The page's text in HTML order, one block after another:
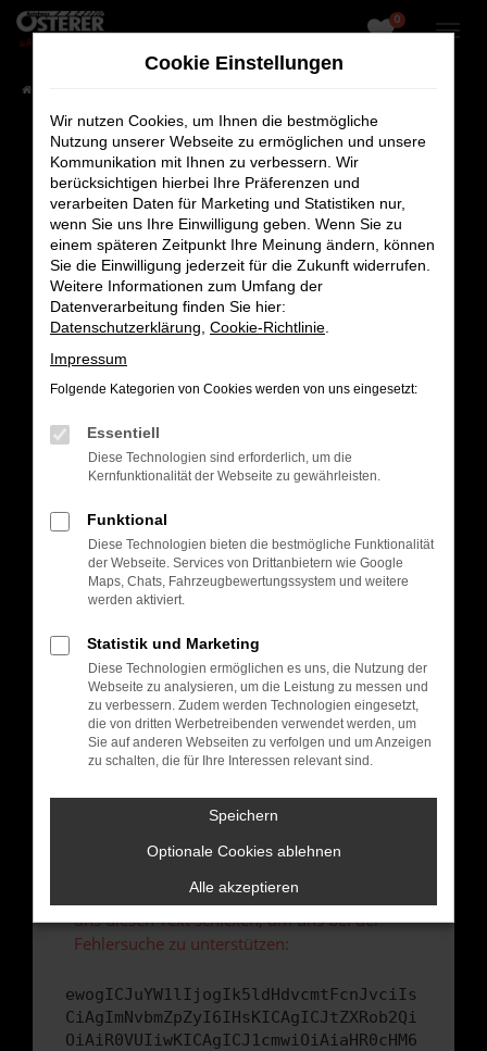
Zum
0
Fehler: Network Error
Beim Laden ist ein Fehler aufgetreten.
Hier sind ein paar Tipps, die dir helfen können:
Überprüfe deine Firewall und deine
Internetverbindung.
Laden andere Webseiten, zum Beispiel deine
Suchmaschine?
Manche Erweiterungen, wie Werbeblocker,
können das Laden bestimmter Seiten
verhindern. Funktioniert die Seite in einem
anderen Browser oder in einem privaten
Fenster?
Starte dein Gerät neu.
Das kann manchmal helfen, vorübergehende
Stelle sicher, dass dein Browser und dein
Betriebssystem auf dem neuesten Stand
sind.
Veraltete Software birgt nicht nur ein
Sicherheitsrisiko, sondern kann auch dazu
führen, dass bestimmte Funktionen nicht mehr
Wende dich an den Webseitenbetreiber.
Wenn du alle oben genannten Schritte versucht
versuchen, das Problem zu beheben. Du kannst
uns diesen Text schicken, um uns bei der
Fehlersuche zu unterstützen:
ewogICJuYW1lIjogIk5ldHdvcmtFcnJvciIs
CiAgImNvbmZpZyI6IHsKICAgICJtZXRob2Qi
OiAiR0VUIiwKICAgICJ1cmwiOiAiaHR0cHM6
Cookie Einstellungen
Wir nutzen Cookies, um Ihnen die bestmögliche
Nutzung unserer Webseite zu ermöglichen und unsere
Kommunikation mit Ihnen zu verbessern. Wir
berücksichtigen hierbei Ihre Präferenzen und
verarbeiten Daten für Marketing und Statistiken nur,
wenn Sie uns Ihre Einwilligung geben. Wenn Sie zu
einem späteren Zeitpunkt Ihre Meinung ändern, können
Sie die Einwilligung jederzeit für die Zukunft widerrufen.
Weitere Informationen zum Umfang der
Datenverarbeitung finden Sie hier:
Datenschutzerklärung Cookie-Richtlinie
Impressum
Folgende Kategorien von Cookies werden von uns eingesetzt:
Essentiell
Diese Technologien sind erforderlich, um die
Kernfunktionalität der Webseite zu gewährleisten.
Funktional
Diese Technologien bieten die bestmögliche Funktionalität
der Webseite. Services von Drittanbietern wie Google
Maps, Chats, Fahrzeugbewertungssystem und weitere
werden aktiviert.
Statistik und Marketing
Diese Technologien ermöglichen es uns, die Nutzung der
Webseite zu analysieren, um die Leistung zu messen und
zu verbessern. Zudem werden Technologien eingesetzt,
die von dritten Werbetreibenden verwendet werden, um
Sie auf anderen Webseiten zu verfolgen und um Anzeigen
zu schalten, die für Ihre Interessen relevant sind.
Speichern
Optionale Cookies ablehnen
Alle akzeptieren